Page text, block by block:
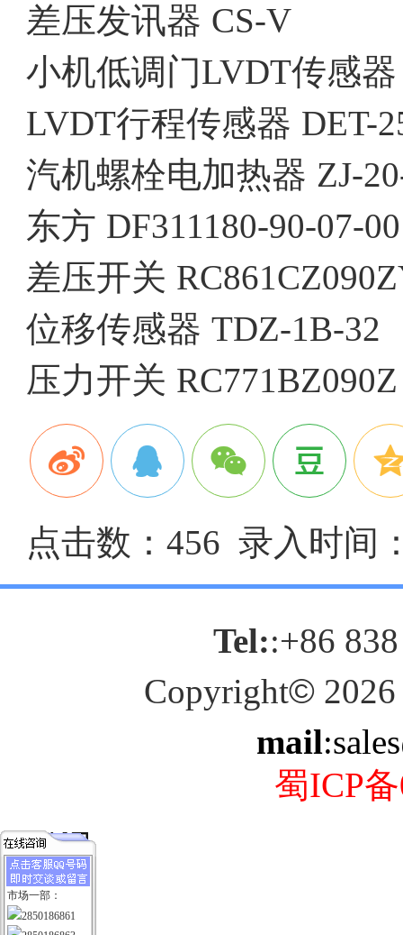
差压发讯器 CS-V
小机低调门LVDT传感器
LVDT行程传感器 DET-
汽机螺栓电加热器 ZJ-
东方 DF311180-90-07-00
差压开关
位移传感器 TDZ-1B-32
压力开关 RC771BZ090Z
点击数：456 录入时间
Tel::+86
Copyright© 2026
mail
蜀ICP
市场一部：
2850186861